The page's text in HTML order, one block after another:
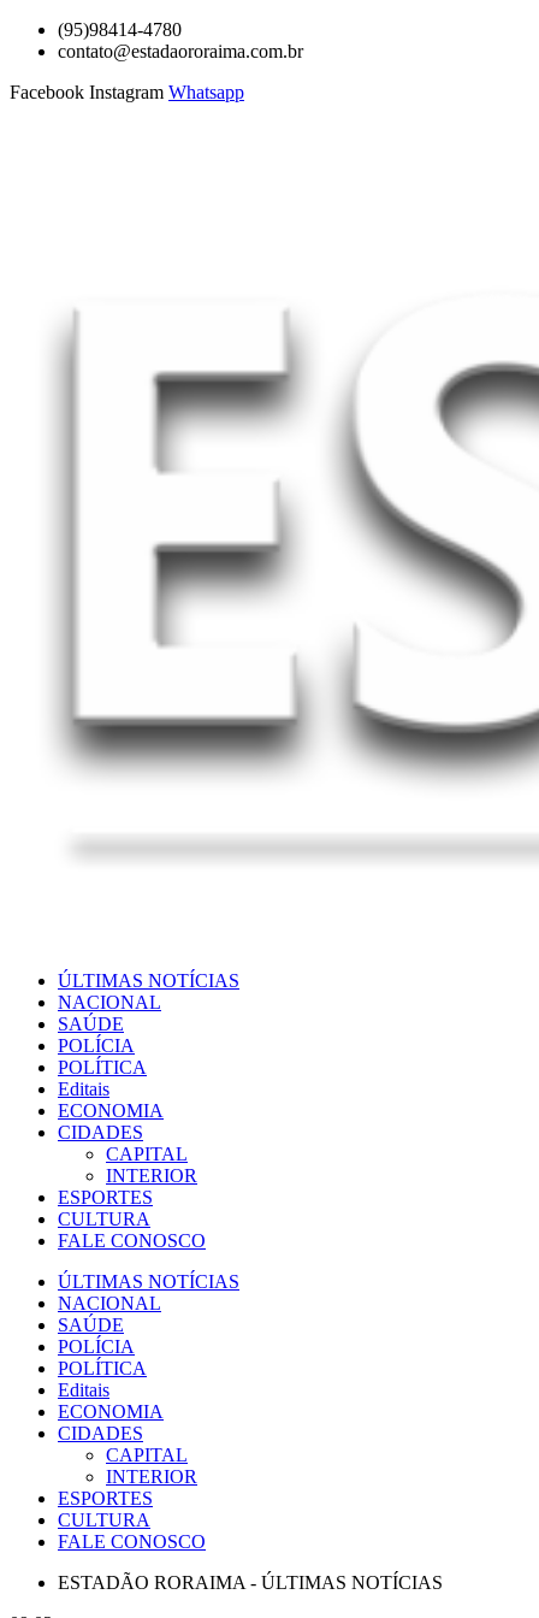
para
conteúdo
(95)98414-4780
contato@estadaororaima.com.br
Facebook Instagram Whatsapp
ÚLTIMAS NOTÍCIAS
NACIONAL
SAÚDE
POLÍCIA
POLÍTICA
Editais
ECONOMIA
CIDADES
CAPITAL
INTERIOR
ESPORTES
CULTURA
FALE CONOSCO
ÚLTIMAS NOTÍCIAS
NACIONAL
SAÚDE
POLÍCIA
POLÍTICA
Editais
ECONOMIA
CIDADES
CAPITAL
INTERIOR
ESPORTES
CULTURA
FALE CONOSCO
ESTADÃO RORAIMA - ÚLTIMAS NOTÍCIAS